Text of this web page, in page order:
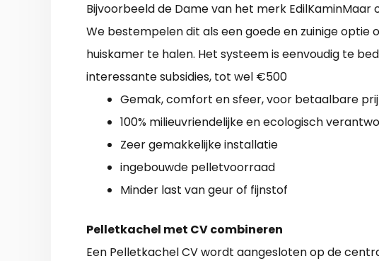
Bijvoorbeeld de Dame van het merk EdilKaminMaar
We bestempelen dit als een goede en zuinige optie
huiskamer te halen. Het systeem is eenvoudig te
interessante subsidies, tot wel €500
Gemak, comfort en sfeer, voor betaalbare
100% milieuvriendelijke en ecologisch
Zeer gemakkelijke installatie
ingebouwde pelletvoorraad
Minder last van geur of fijnstof
Pelletkachel met CV combineren
Een Pelletkachel CV wordt aangesloten op de